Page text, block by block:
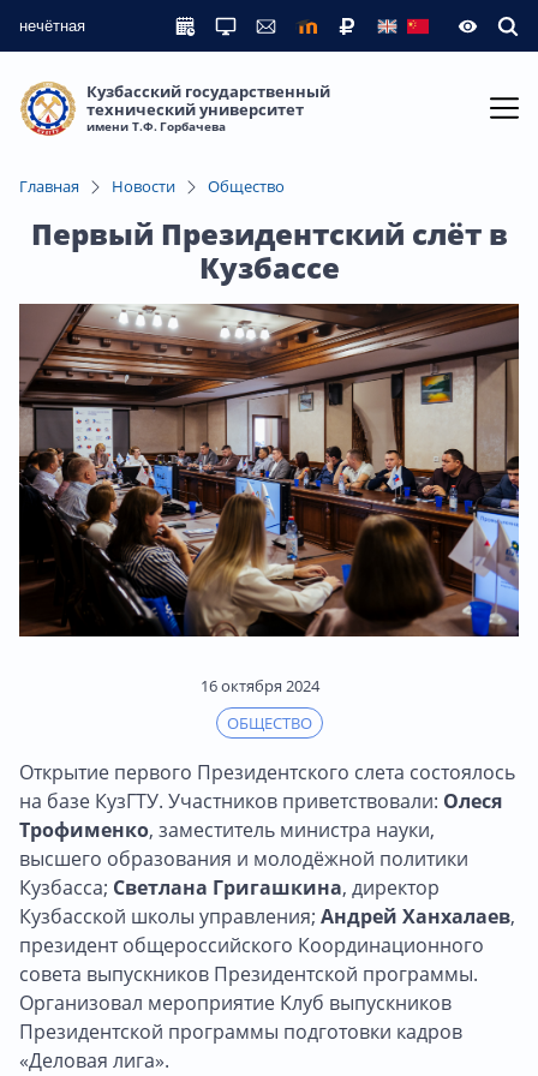
нечётная
Кузбасский государственный
технический университет
имени Т.Ф. Горбачева
Главная Новости Общество
Первый Президентский слёт в
Кузбассе
16 октября 2024
ОБЩЕСТВО
Открытие первого Президентского слета состоялось
на базе КузГТУ. Участников приветствовали: Олеся
Трофименко, заместитель министра науки,
высшего образования и молодёжной политики
Кузбасса; Светлана Григашкина, директор
Кузбасской школы управления; Андрей Ханхалаев,
президент общероссийского Координационного
совета выпускников Президентской программы.
Организовал мероприятие Клуб выпускников
Президентской программы подготовки кадров
«Деловая лига».